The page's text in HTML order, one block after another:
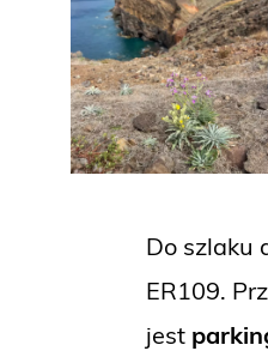
Do szlaku
ER109.
jest